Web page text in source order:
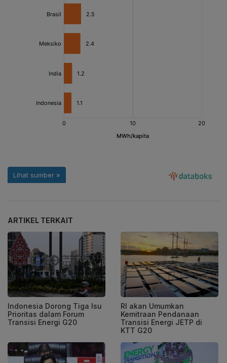
ARTIKEL TERKAIT
Indonesia Dorong Tiga Isu
Prioritas dalam Forum
Transisi Energi G20
RI akan Umumkan
Kemitraan Pendanaan
Transisi Energi JETP di
KTT G20